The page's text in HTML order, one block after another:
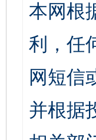
本网根
利，任
网短信
并根据